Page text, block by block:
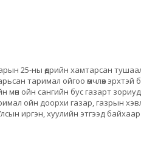
25-ны өдрийн хамтарсан
таримал ойгоо өмчлөх эрхтэй
мөн ойн сангийн бус газарт
ойн доорхи газар, газрын
иргэн, хуулийн этгээд